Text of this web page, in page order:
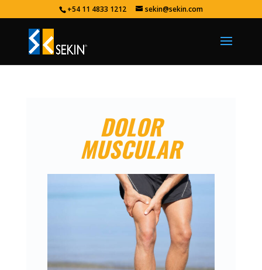
+54 11 4833 1212 sekin@sekin.com
DOLOR
MUSCULAR